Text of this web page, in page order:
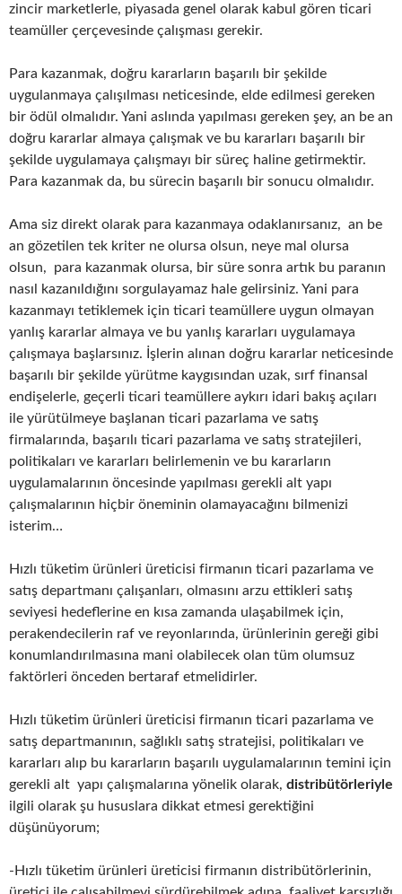
zincir marketlerle, piyasada genel olarak kabul gören ticari
teamüller çerçevesinde çalışması gerekir.
Para kazanmak, doğru kararların başarılı bir şekilde
uygulanmaya çalışılması neticesinde, elde edilmesi gereken
bir ödül olmalıdır. Yani aslında yapılması gereken şey, an be an
doğru kararlar almaya çalışmak ve bu kararları başarılı bir
şekilde uygulamaya çalışmayı bir süreç haline getirmektir.
Para kazanmak da, bu sürecin başarılı bir sonucu olmalıdır.
Ama siz direkt olarak para kazanmaya odaklanırsanız, an be
an gözetilen tek kriter ne olursa olsun, neye mal olursa
olsun, para kazanmak olursa, bir süre sonra artık bu paranın
nasıl kazanıldığını sorgulayamaz hale gelirsiniz. Yani para
kazanmayı tetiklemek için ticari teamüllere uygun olmayan
yanlış kararlar almaya ve bu yanlış kararları uygulamaya
çalışmaya başlarsınız. İşlerin alınan doğru kararlar neticesinde
başarılı bir şekilde yürütme kaygısından uzak, sırf finansal
endişelerle, geçerli ticari teamüllere aykırı idari bakış açıları
ile yürütülmeye başlanan ticari pazarlama ve satış
firmalarında, başarılı ticari pazarlama ve satış stratejileri,
politikaları ve kararları belirlemenin ve bu kararların
uygulamalarının öncesinde yapılması gerekli alt yapı
çalışmalarının hiçbir öneminin olamayacağını bilmenizi
isterim…
Hızlı tüketim ürünleri üreticisi firmanın ticari pazarlama ve
satış departmanı çalışanları, olmasını arzu ettikleri satış
seviyesi hedeflerine en kısa zamanda ulaşabilmek için,
perakendecilerin raf ve reyonlarında, ürünlerinin gereği gibi
konumlandırılmasına mani olabilecek olan tüm olumsuz
faktörleri önceden bertaraf etmelidirler.
Hızlı tüketim ürünleri üreticisi firmanın ticari pazarlama ve
satış departmanının, sağlıklı satış stratejisi, politikaları ve
kararları alıp bu kararların başarılı uygulamalarının temini için
gerekli alt yapı çalışmalarına yönelik olarak, distribütörleriyle
ilgili olarak şu hususlara dikkat etmesi gerektiğini
düşünüyorum;
-Hızlı tüketim ürünleri üreticisi firmanın distribütörlerinin,